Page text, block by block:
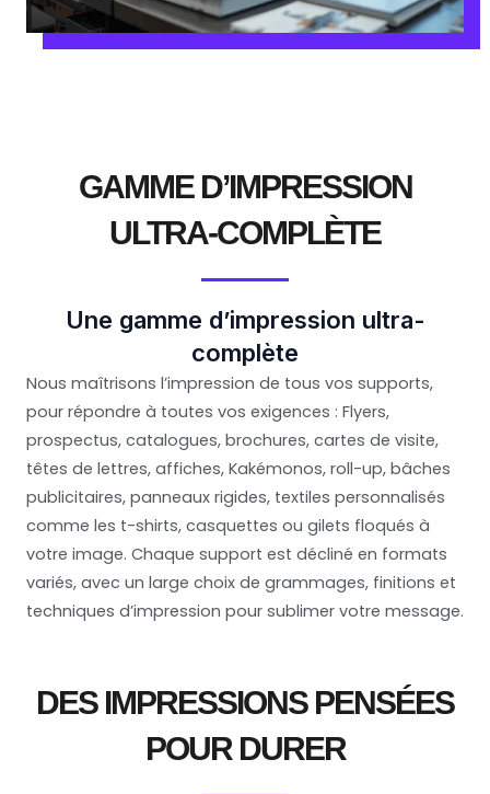
GAMME D’IMPRESSION
ULTRA-COMPLÈTE
Une gamme d’impression ultra-
complète
Nous maîtrisons l’impression de tous vos supports,
pour répondre à toutes vos exigences : Flyers,
prospectus, catalogues, brochures, cartes de visite,
têtes de lettres, affiches, Kakémonos, roll-up, bâches
publicitaires, panneaux rigides, textiles personnalisés
comme les t-shirts, casquettes ou gilets floqués à
votre image. Chaque support est décliné en formats
variés, avec un large choix de grammages, finitions et
techniques d’impression pour sublimer votre message.
DES IMPRESSIONS PENSÉES
POUR DURER